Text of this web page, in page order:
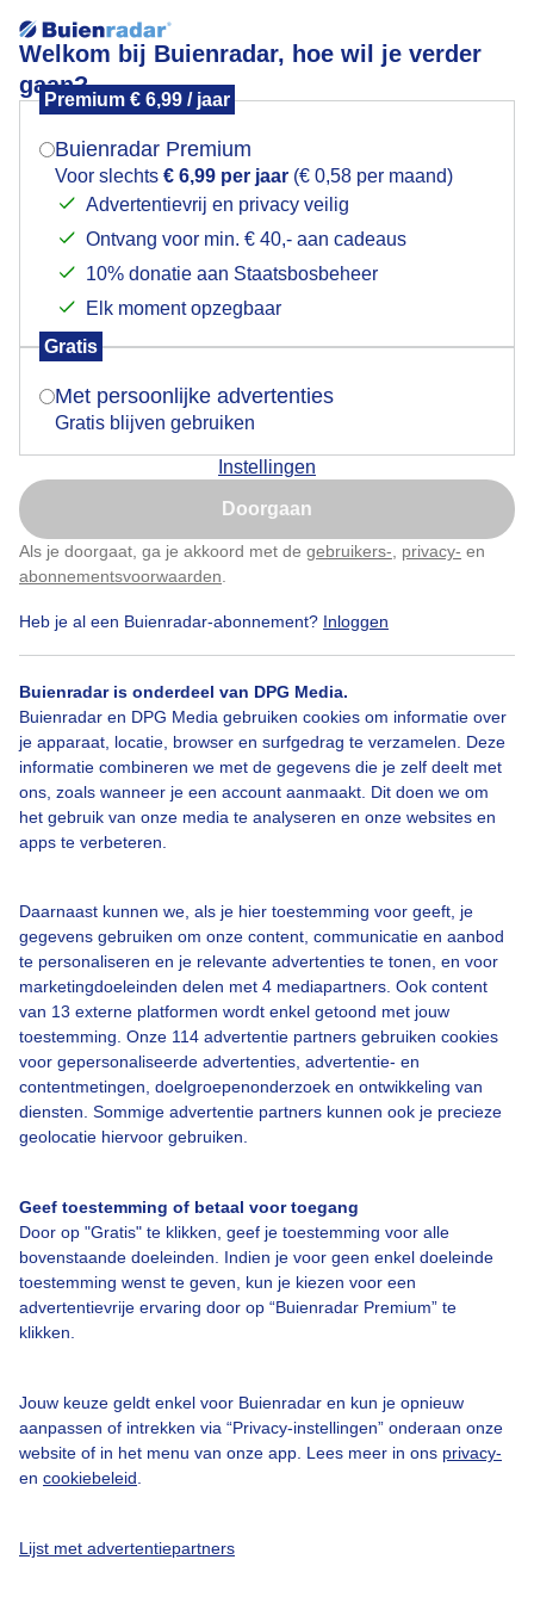
Welkom bij Buienradar, hoe wil je verder
gaan?
Premium € 6,99 / jaar
Buienradar Premium
Voor slechts € 6,99 per jaar (€ 0,58 per maand)
Advertentievrij en privacy veilig
Ontvang voor min. € 40,- aan cadeaus
10% donatie aan Staatsbosbeheer
Elk moment opzegbaar
Gratis
Met persoonlijke advertenties
Gratis blijven gebruiken
Instellingen
Doorgaan
Als je doorgaat, ga je akkoord met de gebruikers- privacy- en
abonnementsvoorwaarden
Heb je al een Buienradar-abonnement? Inloggen
Buienradar is onderdeel van DPG Media.
Buienradar en DPG Media gebruiken cookies om informatie over
je apparaat, locatie, browser en surfgedrag te verzamelen. Deze
informatie combineren we met de gegevens die je zelf deelt met
ons, zoals wanneer je een account aanmaakt. Dit doen we om
het gebruik van onze media te analyseren en onze websites en
apps te verbeteren.
Daarnaast kunnen we, als je hier toestemming voor geeft, je
gegevens gebruiken om onze content, communicatie en aanbod
te personaliseren en je relevante advertenties te tonen, en voor
marketingdoeleinden delen met 4 mediapartners. Ook content
van 13 externe platformen wordt enkel getoond met jouw
toestemming. Onze 114 advertentie partners gebruiken cookies
voor gepersonaliseerde advertenties, advertentie- en
contentmetingen, doelgroepenonderzoek en ontwikkeling van
diensten. Sommige advertentie partners kunnen ook je precieze
geolocatie hiervoor gebruiken.
Geef toestemming of betaal voor toegang
Door op "Gratis" te klikken, geef je toestemming voor alle
bovenstaande doeleinden. Indien je voor geen enkel doeleinde
toestemming wenst te geven, kun je kiezen voor een
advertentievrije ervaring door op “Buienradar Premium” te
klikken.
Jouw keuze geldt enkel voor Buienradar en kun je opnieuw
aanpassen of intrekken via “Privacy-instellingen” onderaan onze
website of in het menu van onze app. Lees meer in ons privacy-
en cookiebeleid
Lijst met advertentiepartners
Geen zon
Maar mensen wat is het prachtig buiten..
Zomer Wolken
Bekijk slideshow
Een moment geduld aub...
Bedrijfsgegevens
Veelgestelde vragen
Contact
Gebruikersvoorwaarden
Adverteren
Privacy beleid
Mogen we je locatie gebruiken voor het
Indien je hier nog geen akkoord op hebt gegeven,
verschijnt er zo een pop-up uit je browser waarin
Is goed, toon de popup
Nu niet, misschien later
Klik hierom dit aan te passen